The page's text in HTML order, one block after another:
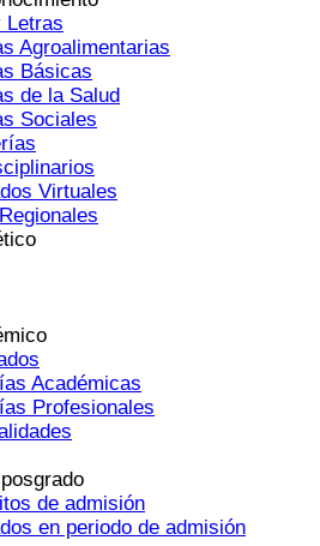
Letras
Agroalimentarias
Básicas
de la Salud
Sociales
Virtuales
Académicas
Profesionales
de admisión
en periodo de admisión